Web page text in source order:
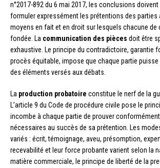
n°2017-892 du 6 mai 2017, les conclusions
formuler expressément les prétentions des parties
moyens en fait et en droit sur lesquels chacune
fondée. La communication des pièces doit être
exhaustive. Le principe du contradictoire, garantie
procès équitable, impose que chaque partie puisse
des éléments versés aux débats.
La production probatoire constitue le nerf de la
L’article 9 du Code de procédure civile pose le
incombe à chaque partie de prouver
nécessaires au succès de sa prétention. Les
variés : écrit, témoignage, aveu, présomption,
recevabilité et leur force probante varient selon la
matière commerciale, le principe de liberté de la